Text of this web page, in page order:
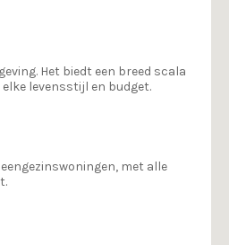
Het biedt een breed scala
levensstijl en budget.
met alle